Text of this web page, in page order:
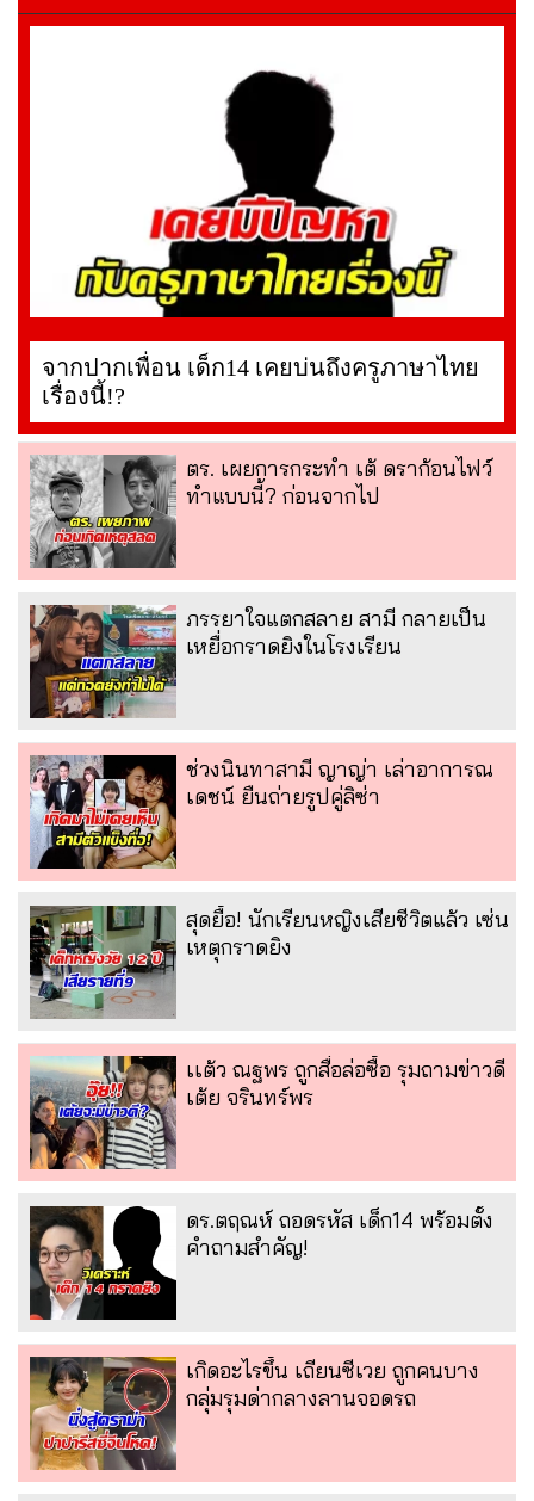
จากปากเพื่อน เด็ก14 เคยบ่นถึงครูภาษาไทย
เรื่องนี้!?
ตร. เผยการกระทำ เต้ ดราก้อนไฟว์
ทำแบบนี้? ก่อนจากไป
ภรรยาใจแตกสลาย สามี กลายเป็น
เหยื่อกราดยิงในโรงเรียน
ช่วงนินทาสามี ญาญ่า เล่าอาการณ
เดชน์ ยืนถ่ายรูปคู่ลิซ่า
สุดยื้อ! นักเรียนหญิงเสียชีวิตแล้ว เซ่น
เหตุกราดยิง
เเต้ว ณฐพร ถูกสื่อล่อซื้อ รุมถามข่าวดี
เต้ย จรินทร์พร
ดร.ตฤณห์ ถอดรหัส เด็ก14 พร้อมตั้ง
คำถามสำคัญ!
เกิดอะไรขึ้น เถียนซีเวย ถูกคนบาง
กลุ่มรุมด่ากลางลานจอดรถ